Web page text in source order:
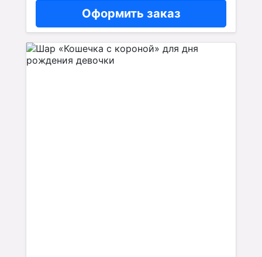
Оформить заказ